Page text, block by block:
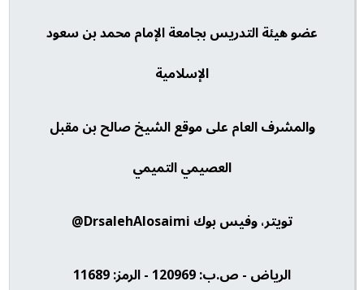
عضو هيئة التدريس بجامعة الإمام محمد بن سعود
الإسلامية
والمشرف العام على موقع الشيخ صالح بن مقبل
العصيمي التميمي
تويتر، وفيس بوك DrsalehAlosaimi@
الرياض - ص.ب: 120969 - الرمز: 11689